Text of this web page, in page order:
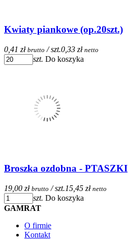
Kwiaty piankowe (op.20szt.)
0,41 zł brutto / szt.0,33 zł netto
szt. Do koszyka
Broszka ozdobna - PTASZKI
19,00 zł brutto / szt.15,45 zł netto
szt. Do koszyka
GAMRAT
O firmie
Kontakt